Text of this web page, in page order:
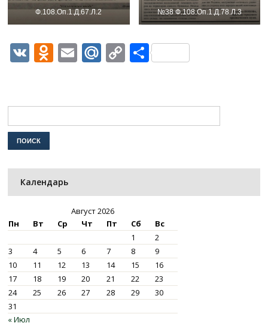
Ф.108.Оп.1.Д.67.Л.2
№38 Ф.108.Оп.1.Д.78.Л.3
VK Odnoklassniki
EmailMail.Ru
CopyОтправить
Календарь
Август 2026
Пн
Вт Ср Чт Пт Сб
Вс
1
2
3
4 5 6 7 8
9
10
11 12 13 14 15
16
17
18 19 20 21 22
23
24
25 26 27 28 29
30
31
« Июл